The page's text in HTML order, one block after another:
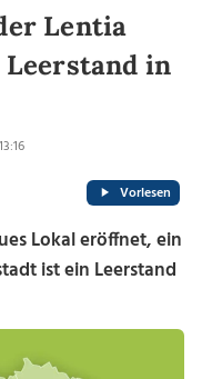
Lentia
in
Vorlesen
Lokal eröffnet, ein
ist ein Leerstand